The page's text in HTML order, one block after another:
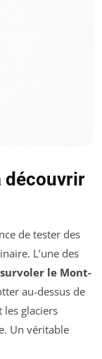
découvrir
de tester des
L’une des
survoler le Mont-
au-dessus de
glaciers
Un véritable